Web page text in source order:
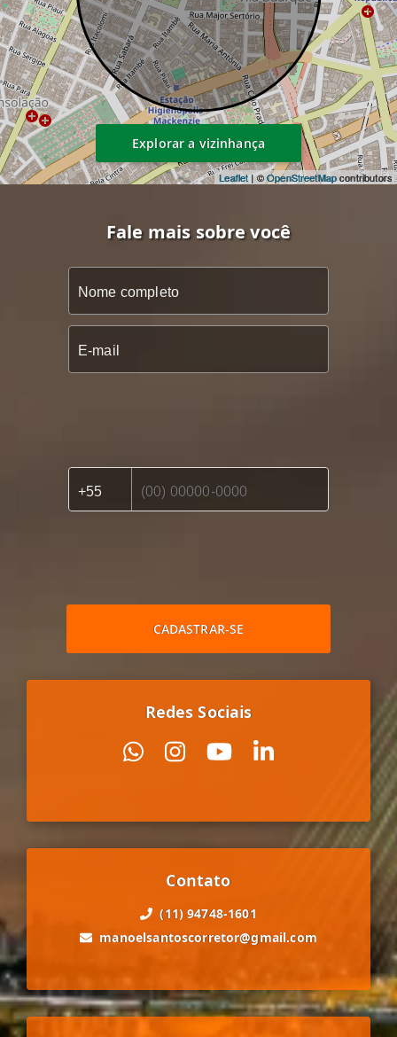
Leaflet| ©OpenStreetMapcontributors
Explorar a vizinhança
Fale mais sobre você
CADASTRAR-SE
Redes Sociais
Contato
(11) 94748-1601
manoelsantoscorretor@gmail.com